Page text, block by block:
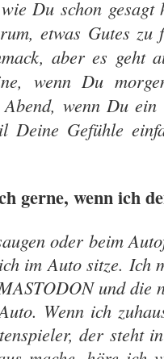
Du schon gesagt
etwas Gutes zu
aber es geht
wenn Du
wenn Du
Deine Gefühle
gerne, wenn ich
oder beim
im Auto sitze. Ich
und die
Wenn ich
der steht